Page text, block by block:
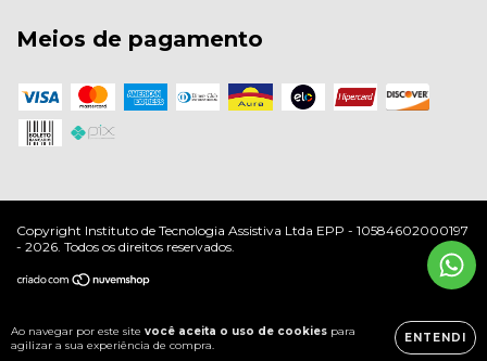
Ao navegar por este site você aceita o uso de cookies para
agilizar a sua experiência de compra.
ENTENDI
Meios de pagamento
Copyright Instituto de Tecnologia Assistiva Ltda EPP - 10584602000197
- 2026. Todos os direitos reservados.